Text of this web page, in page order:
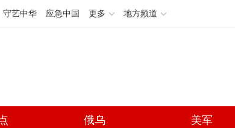
守艺中华 应急中国 更多 地方频道
俄乌 美军